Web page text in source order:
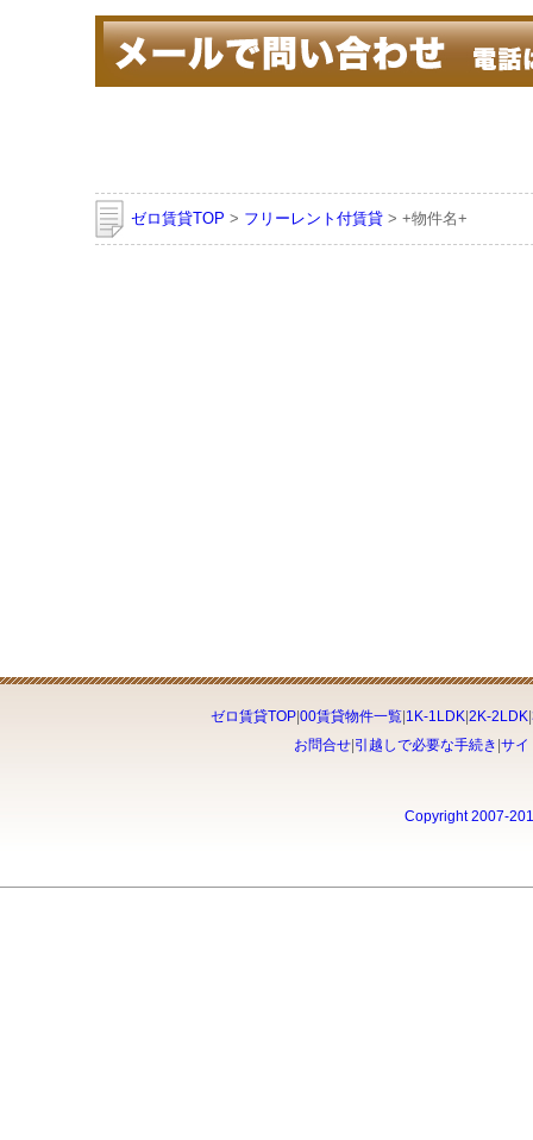
ゼロ賃貸TOP > フリーレント付賃貸 > +物件名+
ゼロ賃貸TOP| 00賃貸物件一覧| 1K-1LDK| 2K-2LDK|
お問合せ 引越しで必要な手続き サイ
Copyright 2007-